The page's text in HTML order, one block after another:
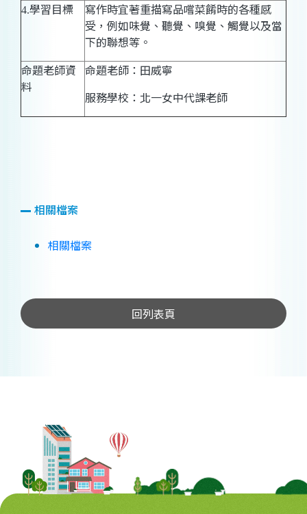
4.學習目標
寫作時宜著重描寫品嚐菜餚時的各種感
受，例如味覺、聽覺、嗅覺、觸覺以及當
下的聯想等。
命題老師資
料
命題老師：田威寧
服務學校：北一女中代課老師
相關檔案
相關檔案
回列表頁